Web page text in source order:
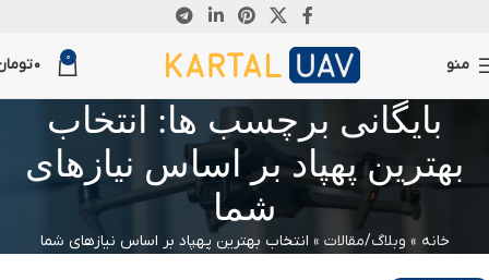
منو 0
0
بایگانی برچسب ها: انتخاب
بهترین پهپاد بر اساس نیازهای
شما
خانه » وبلاگ/مقالات » انتخاب بهترین پهپاد بر اساس نیازهای شما
آگوست